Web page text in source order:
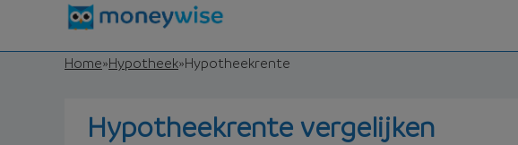
Home»Hypotheek»Hypotheekrente
Hypotheekrente vergelijken